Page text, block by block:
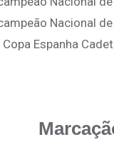
Nacional
Copa Espanha